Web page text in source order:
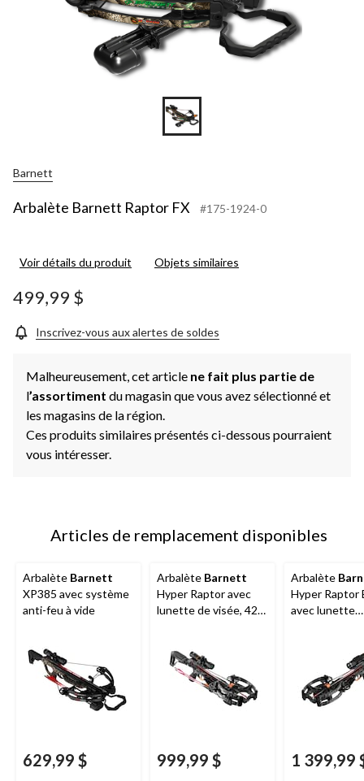
Barnett
Arbalète Barnett Raptor FX #175-1924-0
Voir détails du produit Objets similaires
499,99 $
Inscrivez-vous aux alertes de soldes
Malheureusement, cet article ne fait plus partie de
l’assortiment du magasin que vous avez sélectionné et
les magasins de la région.
Ces produits similaires présentés ci-dessous pourraient
vous intéresser.
Articles de remplacement disponibles
Arbalète Barnett
XP385 avec système
anti-feu à vide
629,99 $
Arbalète Barnett
Hyper Raptor avec
lunette de visée, 425
999,99 $
Arbalète
Hyper Raptor
avec lunette
1 399,99